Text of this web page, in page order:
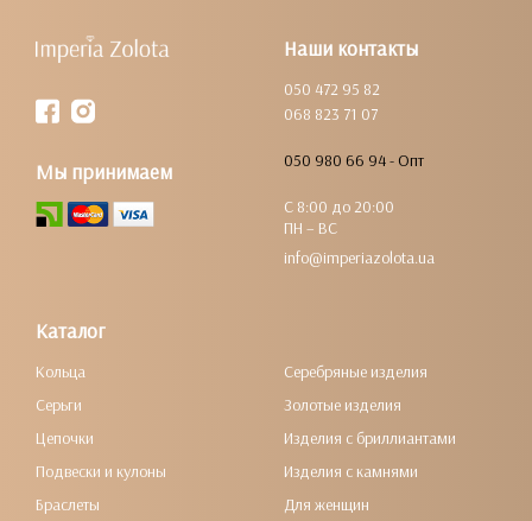
Наши контакты
050 472 95 82
068 823 71 07
050 980 66 94 - Опт
С 8:00 до 20:00
ПН – ВС
info@imperiazolota.ua
Мы принимаем
Каталог
Кольца
Серьги
Цепочки
Подвески и кулоны
Браслеты
Серебряные изделия
Золотые изделия
Изделия с бриллиантами
Изделия с камнями
Для женщин